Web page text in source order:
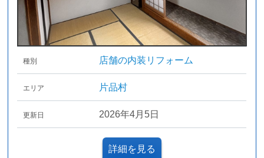
種別 店舗の内装リフォーム
エリア 片品村
更新日 2026年4月5日
詳細を見る